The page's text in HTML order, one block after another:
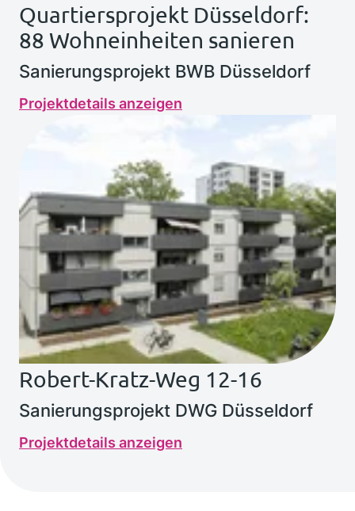
Quartiersprojekt Düsseldorf:
88 Wohneinheiten sanieren
Sanierungsprojekt BWB Düsseldorf
Projektdetails anzeigen
Robert-Kratz-Weg 12-16
Sanierungsprojekt DWG Düsseldorf
Projektdetails anzeigen